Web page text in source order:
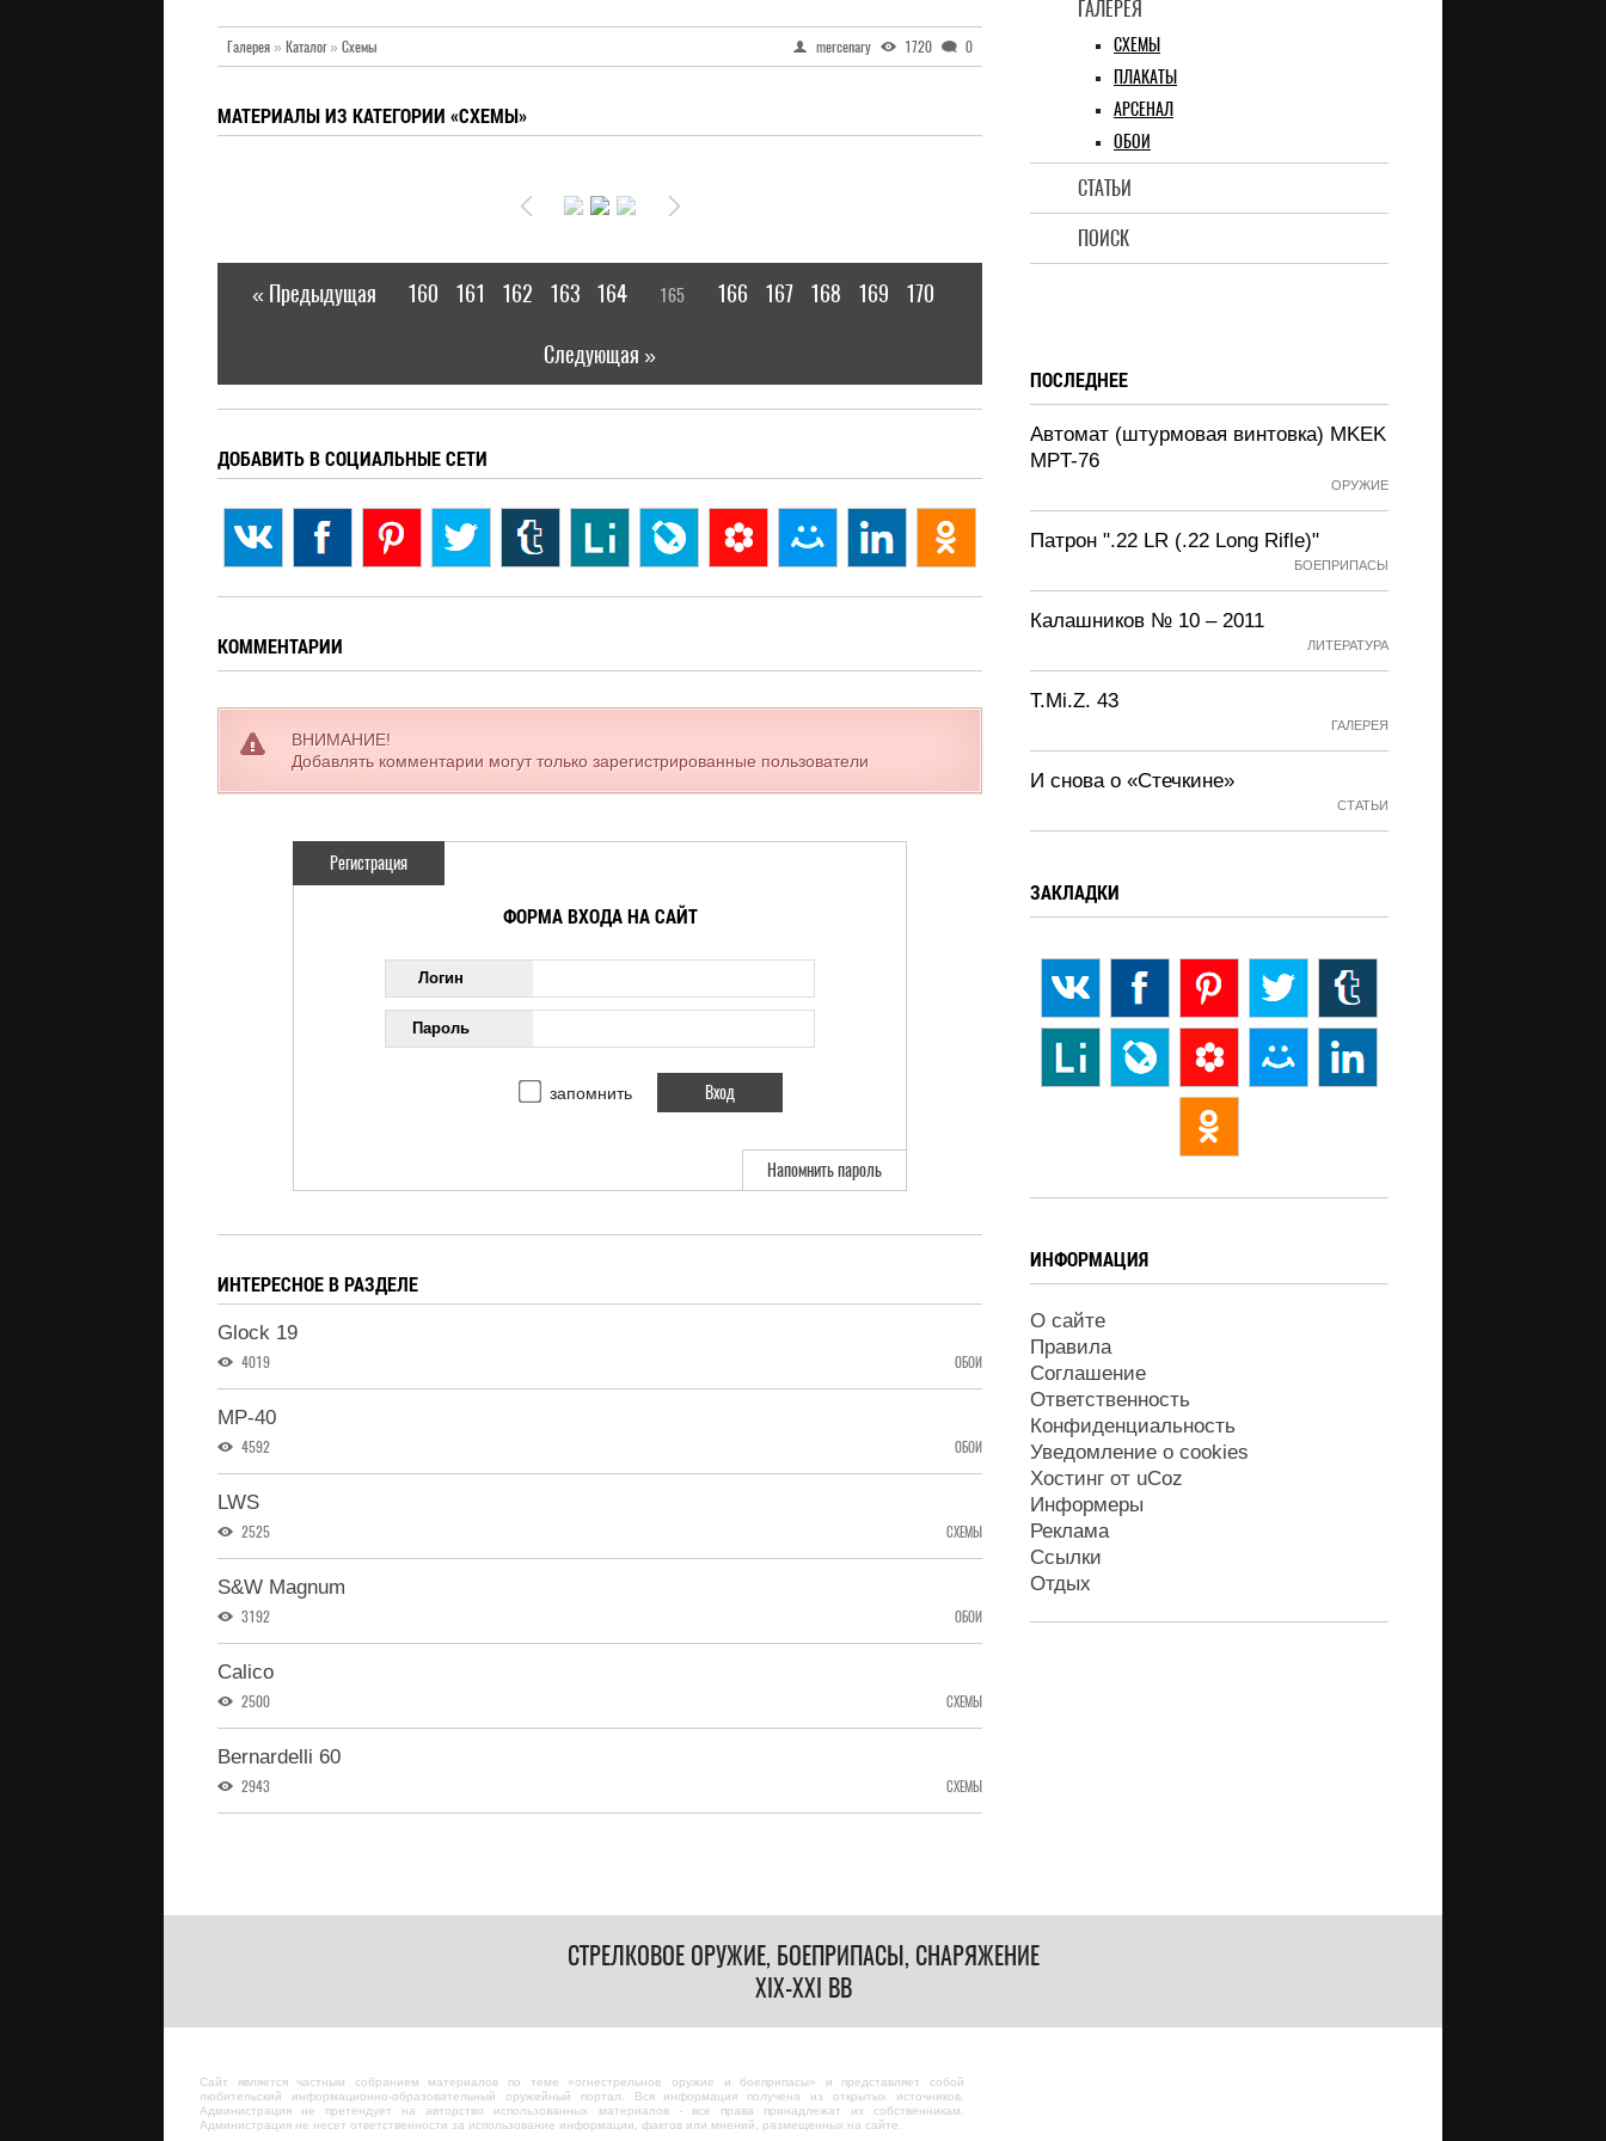
ГАЛЕРЕЯ
СХЕМЫ
ПЛАКАТЫ
АРСЕНАЛ
ОБОИ
СТАТЬИ
ПОИСК
Галерея» Каталог» Схемы mercenary 1720 0
МАТЕРИАЛЫ ИЗ КАТЕГОРИИ «СХЕМЫ»
« Предыдущая 160 161 162 163 164 165 166 167 168 169 170
Следующая »
ДОБАВИТЬ В СОЦИАЛЬНЫЕ СЕТИ
КОММЕНТАРИИ
ВНИМАНИЕ!
Добавлять комментарии могут только зарегистрированные пользователи
Регистрация
ФОРМА ВХОДА НА САЙТ
Логин
Пароль
запомнить
Напомнить пароль
ИНТЕРЕСНОЕ В РАЗДЕЛЕ
Glock 19
4019 ОБОИ
MP-40
4592 ОБОИ
LWS
2525 СХЕМЫ
S&W Magnum
3192 ОБОИ
Calico
2500 СХЕМЫ
Bernardelli 60
2943 СХЕМЫ
ПОСЛЕДНЕЕ
Автомат (штурмовая винтовка) MKEK
MPT-76
ОРУЖИЕ
Патрон ".22 LR (.22 Long Rifle)"
БОЕПРИПАСЫ
Калашников № 10 – 2011
ЛИТЕРАТУРА
T.Mi.Z. 43
ГАЛЕРЕЯ
И снова о «Стечкине»
СТАТЬИ
ЗАКЛАДКИ
ИНФОРМАЦИЯ
О сайте
Правила
Соглашение
Ответственность
Конфиденциальность
Уведомление о cookies
Хостинг от uCoz
Информеры
Реклама
Ссылки
Отдых
СТРЕЛКОВОЕ ОРУЖИЕ, БОЕПРИПАСЫ, СНАРЯЖЕНИЕ
XIX-XXI ВВ
Сайт является частным собранием материалов по теме «огнестрельное оружие и боеприпасы» и представляет собой
любительский информационно-образовательный оружейный портал. Вся информация получена из открытых источников.
Администрация не претендует на авторство использованных материалов - все права принадлежат их собственникам.
Администрация не несет ответственности за использование информации, фактов или мнений, размещенных на сайте.